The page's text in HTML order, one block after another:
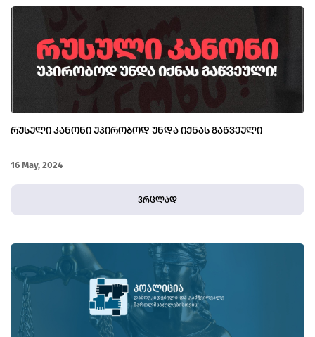
ᲠᲣᲡᲣᲚᲘ ᲙᲐᲜᲝᲜᲘ ᲣᲞᲘᲠᲝᲑᲝᲓ ᲣᲜᲓᲐ ᲘᲥᲜᲐᲡ ᲒᲐᲬᲕᲔᲣᲚᲘ
16 May, 2024
ვრცლად